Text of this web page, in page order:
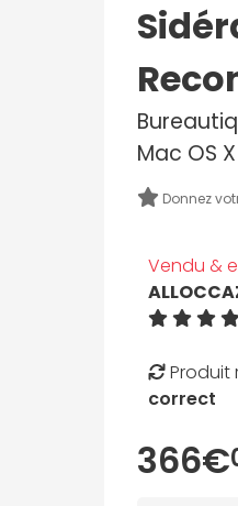
Mac OS
Donnez
Vendu &
Produit
correct
366€